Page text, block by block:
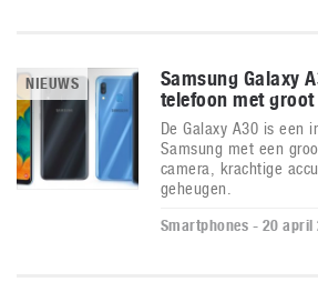
NIEUWS
Samsung Galaxy
telefoon met
De Galaxy A30 is een
Samsung met een
camera, krachtige
geheugen.
Smartphones - 20 april